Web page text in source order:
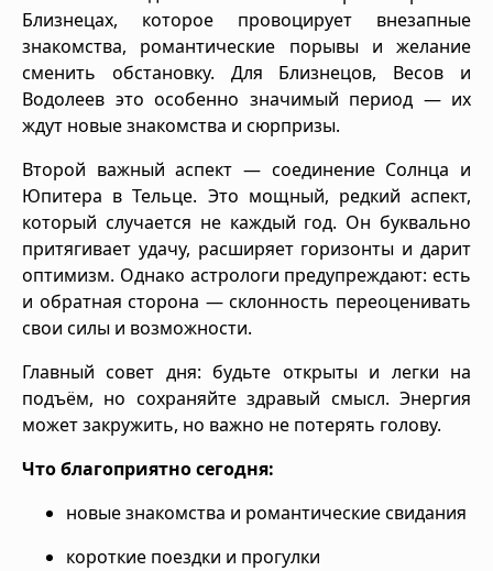
Близнецах, которое провоцирует внезапные
знакомства, романтические порывы и желание
сменить обстановку. Для Близнецов, Весов и
Водолеев это особенно значимый период — их
ждут новые знакомства и сюрпризы.
Второй важный аспект — соединение Солнца и
Юпитера в Тельце. Это мощный, редкий аспект,
который случается не каждый год. Он буквально
притягивает удачу, расширяет горизонты и дарит
оптимизм. Однако астрологи предупреждают: есть
и обратная сторона — склонность переоценивать
свои силы и возможности.
Главный совет дня: будьте открыты и легки на
подъём, но сохраняйте здравый смысл. Энергия
может закружить, но важно не потерять голову.
Что благоприятно сегодня:
новые знакомства и романтические свидания
короткие поездки и прогулки